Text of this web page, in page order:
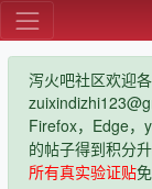
泻火吧社区欢迎
Firefox，Edge，
的帖子得到积分
所有真实验证贴